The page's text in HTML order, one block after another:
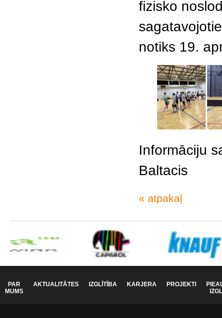
fizisko
notiks 19.
Informāciju
Baltacis
« atpakaļ
PAR
MUMS
AKTUALITĀTES IZGLĪTĪBA KARJERA PROJEKTI